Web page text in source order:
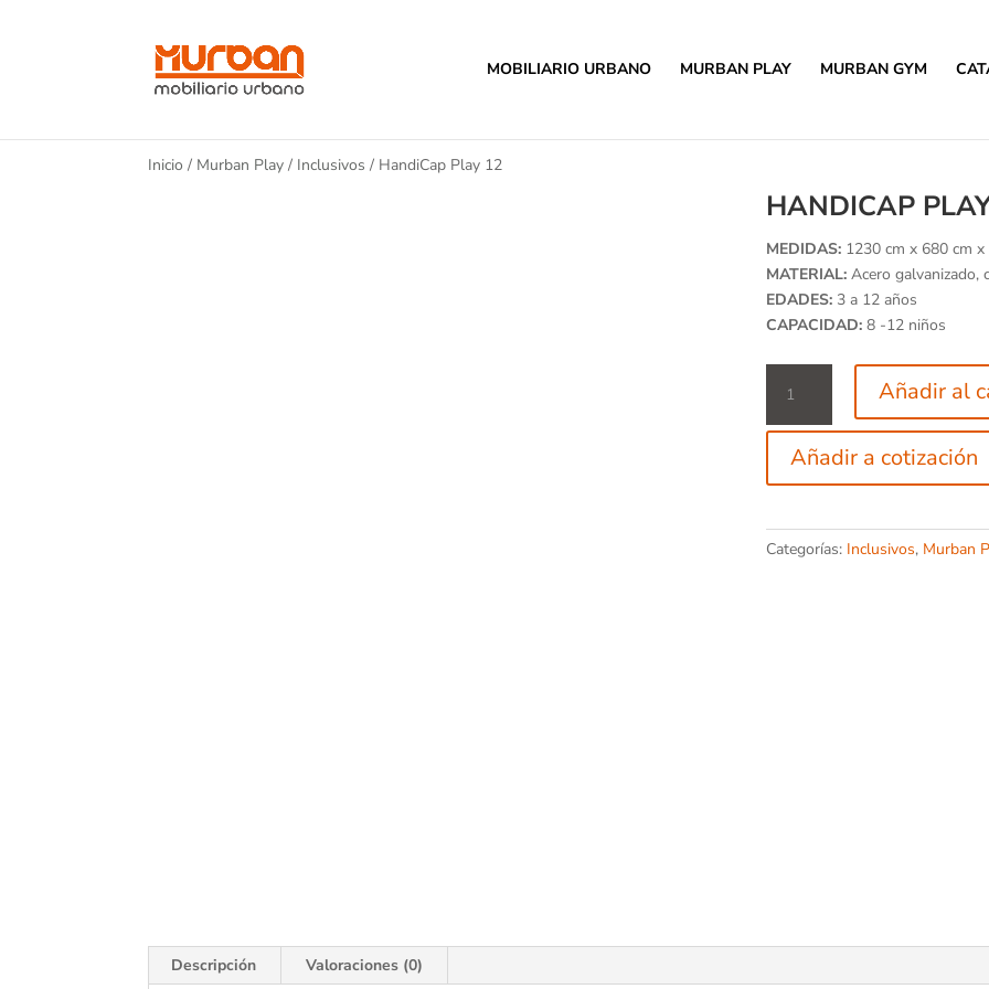
MOBILIARIO URBANO MURBAN PLAY MURBAN GYM
Inicio / Murban Play / Inclusivos / HandiCap Play 12
HANDICAP
MEDIDAS:1230 cm x 680 cm x
MATERIAL: Acero galvanizado,
EDADES:3 a 12 años
CAPACIDAD:8 -12 niños
Play
12
cantidad
Añadir al
Añadir a cotización
Categorías: Inclusivos, Murban
Descripción Valoraciones (0)